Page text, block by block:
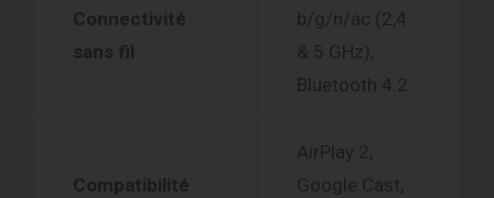
Connectivité
sans fil
b/g/n/ac (2,4
& 5 GHz),
Bluetooth 4.2
Compatibilité
AirPlay 2,
Google Cast,